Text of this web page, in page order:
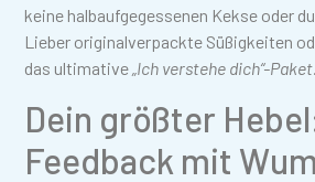
keine halbaufgegessenen Kekse oder
Lieber originalverpackte Süßigkeiten
das ultimative „Ich verstehe dich“-Paket
Dein größter
Feedback mit